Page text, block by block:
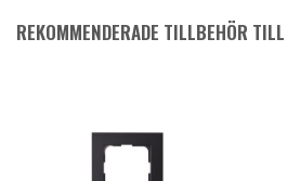
REKOMMENDERADE TILLBEHÖR